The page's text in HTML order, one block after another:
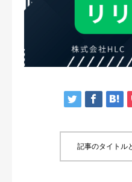
記事のタイトル
運営改善 コンサルティング
採用情報